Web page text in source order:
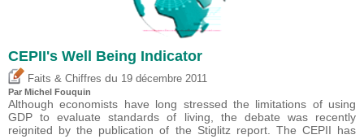
CEPII's Well Being Indicator
Faits & Chiffres du 19 décembre 2011
Par Michel Fouquin
Although economists have long stressed the limitations of using
GDP to evaluate standards of living, the debate was recently
reignited by the publication of the Stiglitz report. The CEPII has